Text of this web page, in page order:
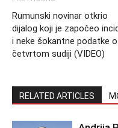
Rumunski novinar otkrio
dijalog koji je započeo
i neke šokantne podatke o
četvrtom sudiji (VIDEO)
RELATED ARTICLES